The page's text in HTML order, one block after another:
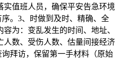
实值班人员，确保平安告急环境
。3、时做到及时、精确、全
为：变乱发生的时间、地址、
人数、受伤人数、估量间接经济
拜访，保留第一手材料（原始